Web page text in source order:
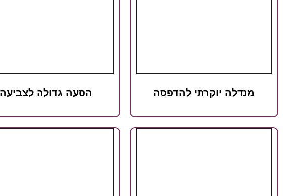
מנדלה יוקרתי להדפסה הסעה גדולה לצביעה